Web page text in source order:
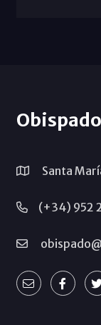
Santa
(+34) 952